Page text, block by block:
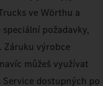
ve Wörthu a
požadavky,
Záruku výrobce
můžeš využívat
Service dostupných po